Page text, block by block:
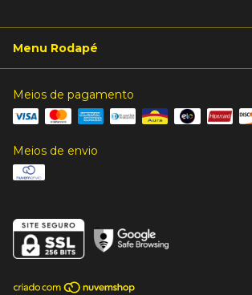
Menu Rodapé
Meios de pagamento
Meios de envio